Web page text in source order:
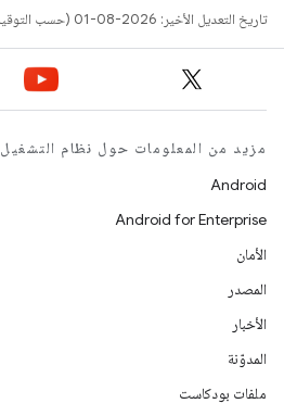
تاريخ التعديل الأخير: 2026-08-01 (حسب التوقيت العالمي المتفَّق عليه)
مزيد من المعلومات حول نظام التشغيل ANDROID
Android
Android for Enterprise
الأمان
المصدر
الأخبار
المدوّنة
ملفات بودكاست